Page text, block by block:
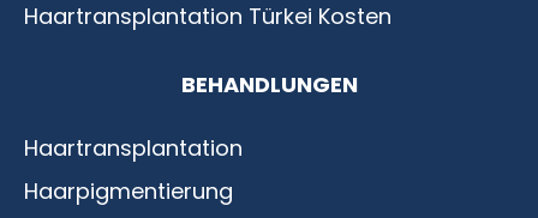
Haartransplantation Türkei Kosten
BEHANDLUNGEN
Haartransplantation
Haarpigmentierung